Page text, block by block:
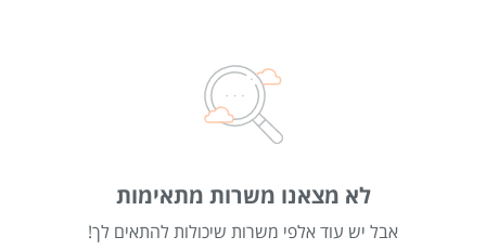
לא מצאנו משרות מתאימות
אבל יש עוד אלפי משרות שיכולות להתאים לך!